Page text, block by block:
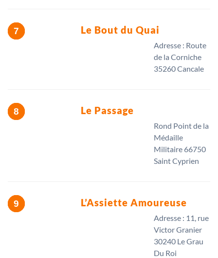
Le Bout du Quai
Adresse : Route
de la Corniche
35260 Cancale
Le Passage
Rond Point de la
Médaille
Militaire 66750
Saint Cyprien
L’Assiette Amoureuse
Adresse : 11, rue
Victor Granier
30240 Le Grau
Du Roi